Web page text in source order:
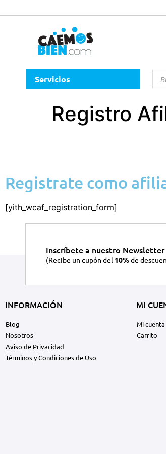
Servicios
Registro
Registrate como
[yith_wcaf_registration_form]
Inscríbete a nuestro Newsletter
(Recibe un cupón del 10%de
INFORMACIÓN
Blog
Nosotros
Aviso de Privacidad
Términos y Condiciones de Uso
MI
Mi cuenta
Carrito